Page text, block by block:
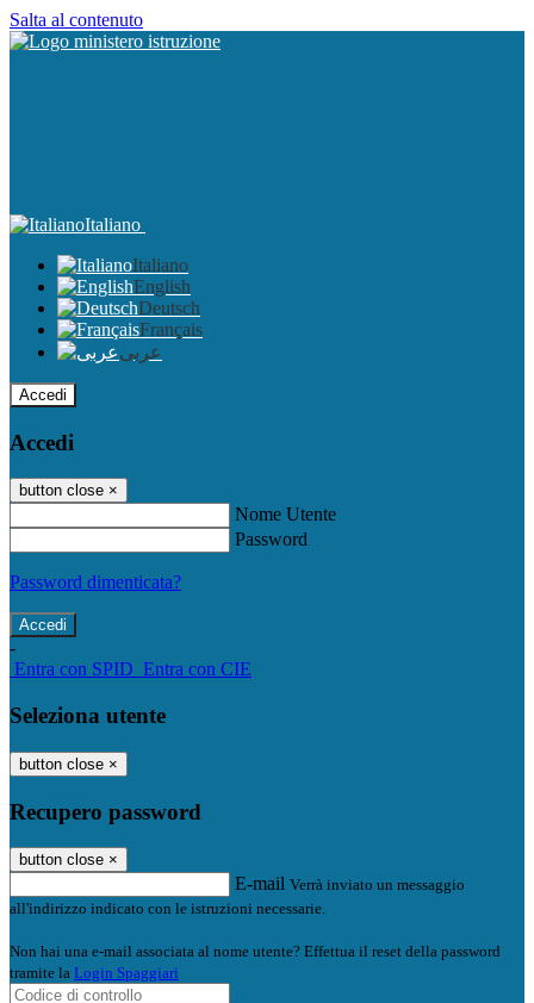
Salta al contenuto
Italiano
Italiano
English
Deutsch
Français
عربى
Accedi
Accedi
button close ×
Nome Utente
Password
Password dimenticata?
-
Entra con SPID Entra con CIE
Seleziona utente
button close ×
Recupero password
button close ×
E-mail Verrà inviato un messaggio
all'indirizzo indicato con le istruzioni necessarie.
Non hai una e-mail associata al nome utente? Effettua il reset della password
tramite la Login Spaggiari